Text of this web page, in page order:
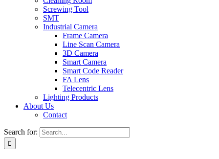
Screwing Tool
SMT
Industrial Camera
Frame Camera
Line Scan Camera
3D Camera
Smart Camera
Smart Code Reader
FA Lens
Telecentric Lens
Lighting Products
About Us
Contact
Search for: